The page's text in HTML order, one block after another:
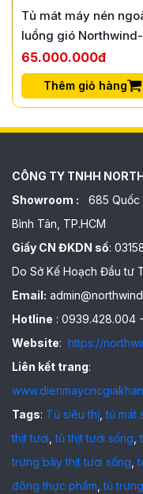
Tủ mát máy nén
luồng gió Northwind-
65.000.000đ
Thêm giỏ hàng
CÔNG TY TNHH
Showroom : 685 Quốc
Bình Tân, TP.HCM
Giấy CN ĐKDN số:
Do Sở Kế Hoạch Đầu tư
Email:
Hotline : 0939.428.004
Website: https://
Liên kết trang:
Tags: Tủ siêu thị ,tủ mát
thịt tươi ,tủ thịt tươi sống
trưng bày thịt tươi sống ,
đông thực phẩm ,tủ